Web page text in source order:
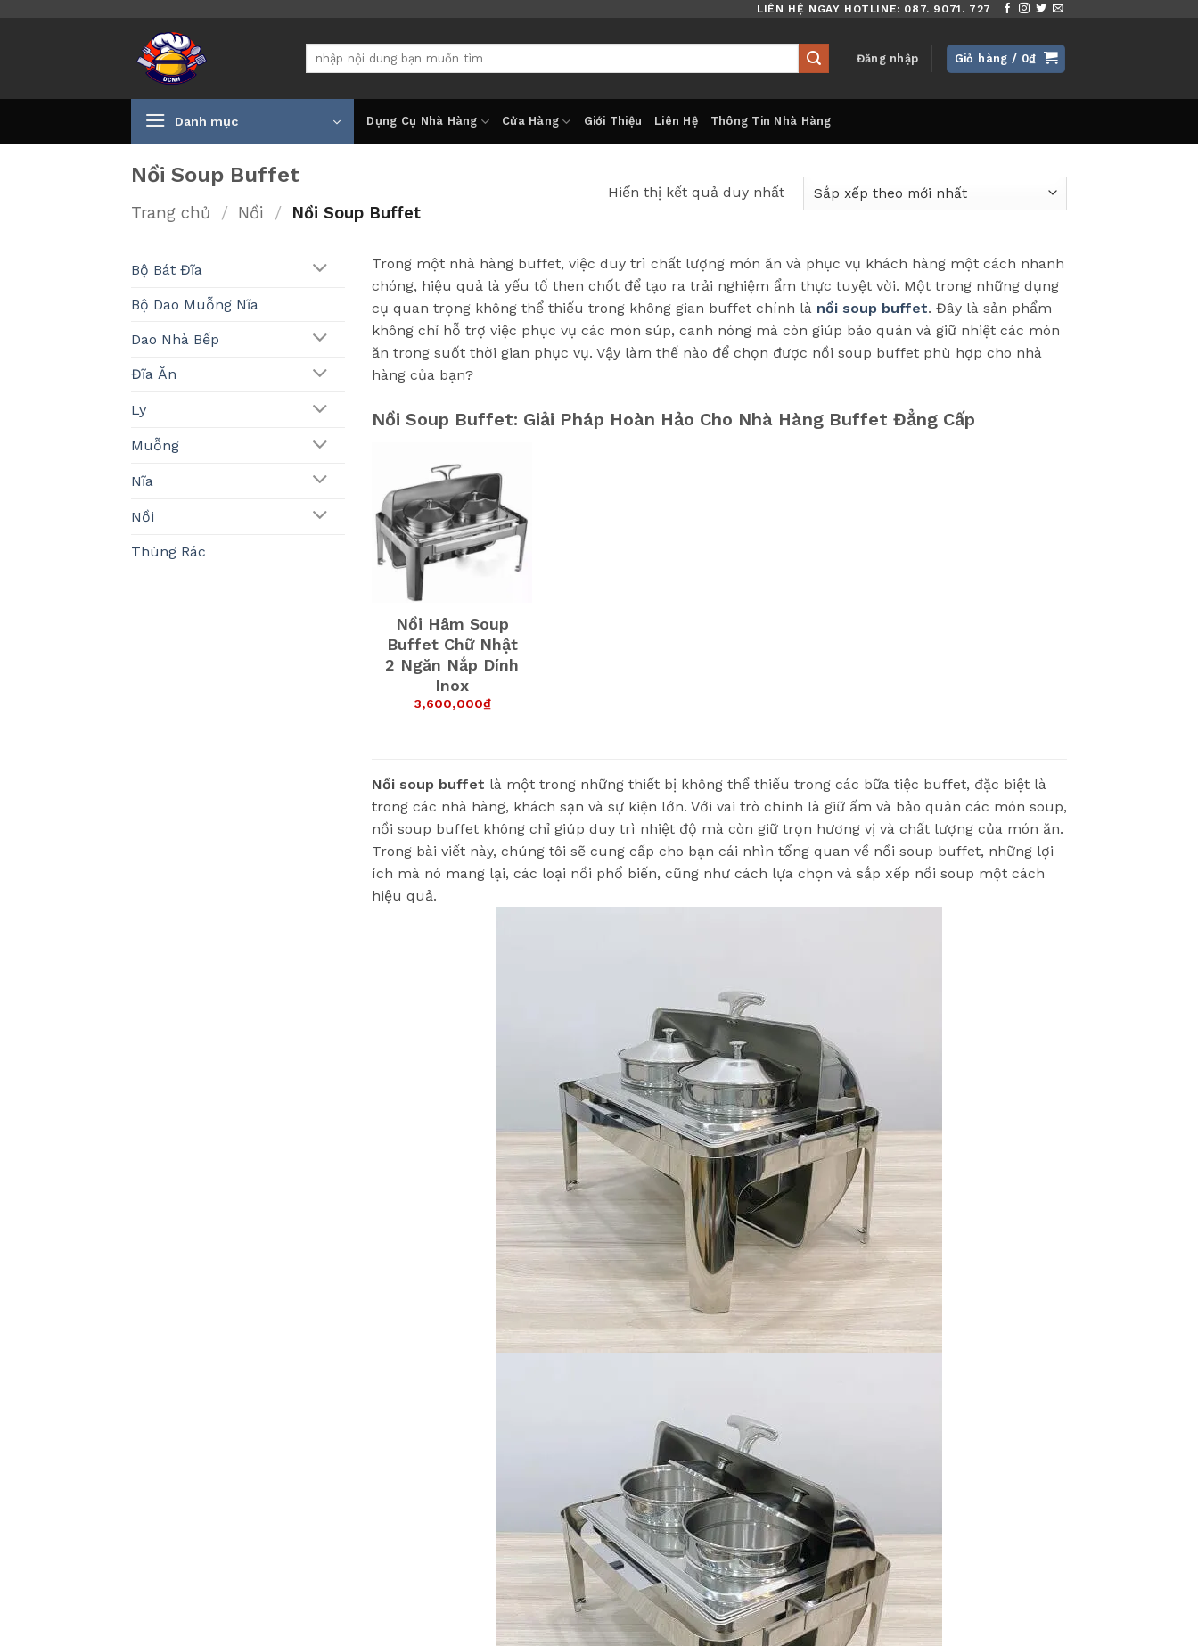
LIÊN HỆ NGAY HOTLINE: 087. 9071. 727
Tìm
kiếm:
Đăng nhập Giỏ hàng / 0₫
Danh mục Dụng Cụ Nhà Hàng Cửa Hàng Giới Thiệu Liên Hệ Thông Tin Nhà Hàng
Nồi Soup Buffet
Trang chủ / Nồi / Nồi Soup Buffet
Hiển thị kết quả duy nhất
Bộ Bát Đĩa
Bộ Dao Muỗng Nĩa
Dao Nhà Bếp
Đĩa Ăn
Ly
Muỗng
Nĩa
Nồi
Thùng Rác
Trong một nhà hàng buffet, việc duy trì chất lượng món ăn và phục vụ khách hàng một cách nhanh
chóng, hiệu quả là yếu tố then chốt để tạo ra trải nghiệm ẩm thực tuyệt vời. Một trong những dụng
cụ quan trọng không thể thiếu trong không gian buffet chính là nồi soup buffet. Đây là sản phẩm
không chỉ hỗ trợ việc phục vụ các món súp, canh nóng mà còn giúp bảo quản và giữ nhiệt các món
ăn trong suốt thời gian phục vụ. Vậy làm thế nào để chọn được nồi soup buffet phù hợp cho nhà
hàng của bạn?
Nồi Soup Buffet: Giải Pháp Hoàn Hảo Cho Nhà Hàng Buffet Đẳng Cấp
Nồi Hâm Soup
Buffet Chữ Nhật
2 Ngăn Nắp Dính
Inox
3,600,000₫
Nồi soup buffet là một trong những thiết bị không thể thiếu trong các bữa tiệc buffet, đặc biệt là
trong các nhà hàng, khách sạn và sự kiện lớn. Với vai trò chính là giữ ấm và bảo quản các món soup,
nồi soup buffet không chỉ giúp duy trì nhiệt độ mà còn giữ trọn hương vị và chất lượng của món ăn.
Trong bài viết này, chúng tôi sẽ cung cấp cho bạn cái nhìn tổng quan về nồi soup buffet, những lợi
ích mà nó mang lại, các loại nồi phổ biến, cũng như cách lựa chọn và sắp xếp nồi soup một cách
hiệu quả.